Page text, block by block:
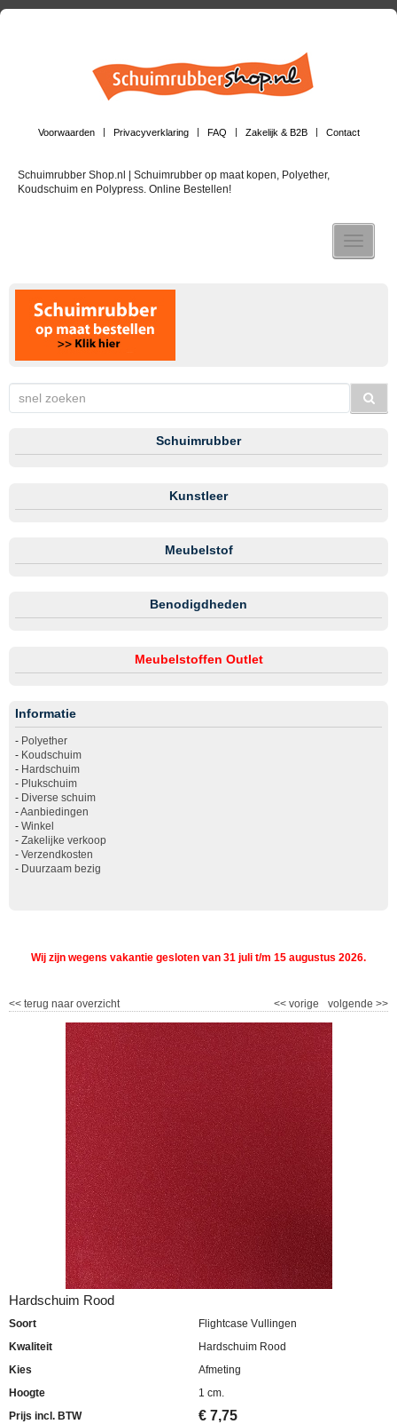
Voorwaarden Privacyverklaring FAQ Zakelijk & B2B Contact
Schuimrubber Shop.nl | Schuimrubber op maat kopen, Polyether,
Koudschuim en Polypress. Online Bestellen!
Toggle
Schuimrubber
Kunstleer
Meubelstof
Benodigdheden
Meubelstoffen Outlet
Informatie
- Polyether
- Koudschuim
- Hardschuim
- Plukschuim
- Diverse schuim
-Aanbiedingen
- Winkel
- Zakelijke verkoop
- Verzendkosten
- Duurzaam bezig
Wij zijn wegens vakantie gesloten van 31 juli t/m 15 augustus 2026.
<< terug naar overzicht volgende >>
<< vorige
Hardschuim Rood
Soort
Flightcase Vullingen
Kwaliteit
Hardschuim Rood
Kies
Afmeting
Hoogte
1 cm.
Prijs incl. BTW
€ 7,75